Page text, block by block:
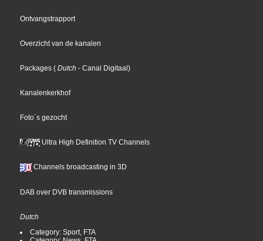
Ontvangstrapport
Overzicht van de kanalen
Packages ( Dutch - Canal Digitaal)
Kanalenkerkhof
Foto´s gezocht
Ultra High Definition TV Channels
Channels broadcasting in 3D
DAB over DVB transmissions
Dutch
Category: Sport, FTA